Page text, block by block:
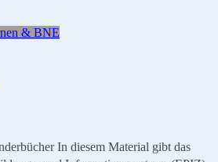
& BNE
In diesem Material gibt das